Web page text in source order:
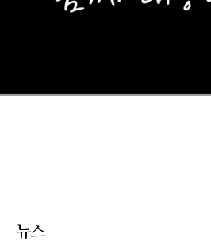
뉴스